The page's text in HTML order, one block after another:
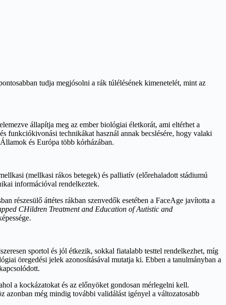
tudja megjósolni a rák túlélésének kimenetelét, mint az
állapítja meg az ember biológiai életkorát, ami eltérhet a
funkciókivonási technikákat használ annak becslésére, hogy valaki
és Európa több kórházában.
(mellkasi rákos betegek) és palliatív (előrehaladott stádiumú
információval rendelkeztek.
részesülő áttétes rákban szenvedők esetében a FaceAge javította a
CHildren Treatment and Education of Autistic and
sportol és jól étkezik, sokkal fiatalabb testtel rendelkezhet, míg
öregedési jelek azonosításával mutatja ki. Ebben a tanulmányban a
a kockázatokat és az előnyöket gondosan mérlegelni kell.
azonban még mindig további validálást igényel a változatosabb